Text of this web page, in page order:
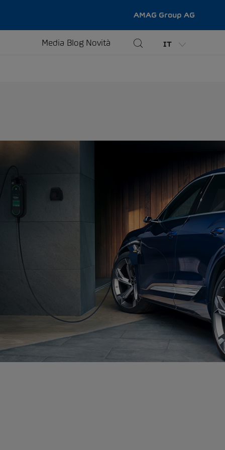
AMAG Group AG
Media Blog Novità IT